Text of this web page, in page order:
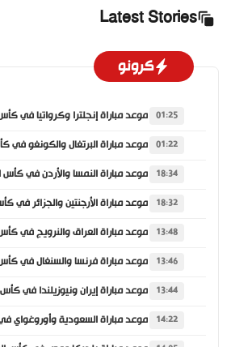
Latest Stories
كرونو
01:25
01:22
18:34
18:32
13:48
13:46
13:44
14:22